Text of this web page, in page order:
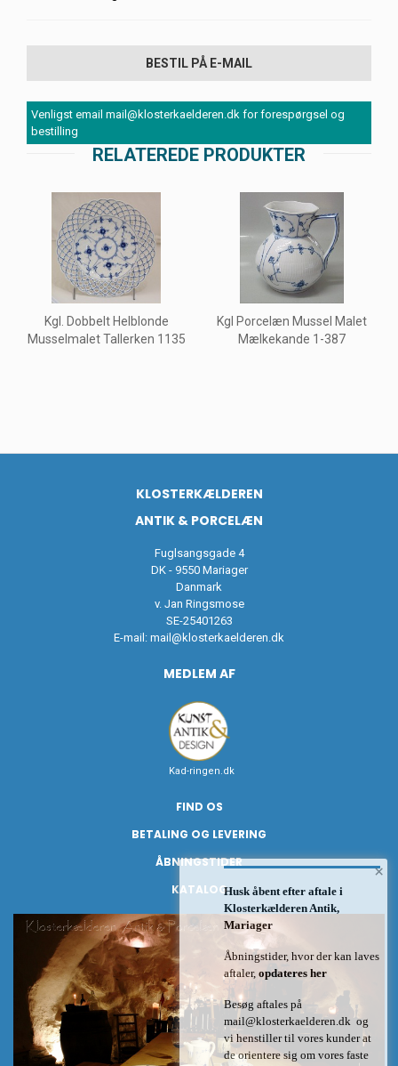
BESTIL PÅ E-MAIL
Venligst email mail@klosterkaelderen.dk for forespørgsel og
bestilling
RELATEREDE PRODUKTER
Kgl. Dobbelt Helblonde
Musselmalet Tallerken 1135
Kgl Porcelæn Mussel Malet
Mælkekande 1-387
KLOSTERKÆLDEREN
ANTIK & PORCELÆN
Fuglsangsgade 4
DK - 9550 Mariager
Danmark
v. Jan Ringsmose
SE-25401263
E-mail: mail@klosterkaelderen.dk
MEDLEM AF
Kad-ringen.dk
FIND OS
BETALING OG LEVERING
ÅBNINGSTIDER
KATALOG
×
Husk åbent efter aftale i
Klosterkælderen Antik,
Mariager
Åbningstider, hvor der kan laves
aftaler, opdateres her
Besøg aftales på
mail@klosterkaelderen.dk og
vi henstiller til vores kunder at
de orientere sig om vores faste